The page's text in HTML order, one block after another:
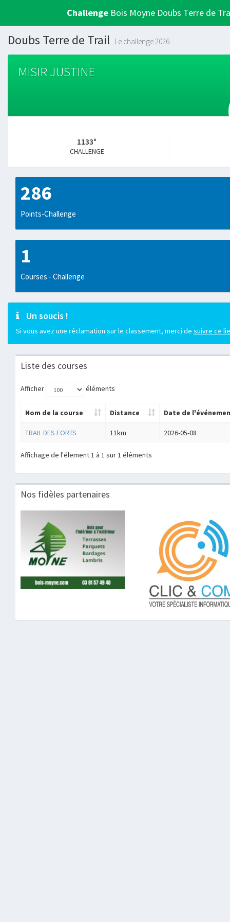
Challenge Bois Moyne Doubs Terre de
Doubs Terre de Trail Le challenge 2026
MISIR JUSTINE
1133°
CHALLENGE
286
Points-Challenge
1
Courses - Challenge
Un soucis !
Si vous avez une réclamation sur le classement, merci de suivre ce
Liste des courses
Afficher éléments
Nom de la course Distance Date de
TRAIL DES FORTS 11km 2026-05-08
Affichage de l'élement 1 à 1 sur 1 éléments
Nos fidèles partenaires